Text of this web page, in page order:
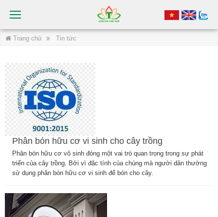
Trang chủ Tin tức
Phân bón hữu cơ vi sinh cho cây trồng
Phân bón hữu cơ vô sinh đóng một vai trò quan trọng trong sự phát
triển của cây trồng. Bởi vì đặc tính của chúng mà người dân thường
sử dụng phân bón hữu cơ vi sinh để bón cho cây.